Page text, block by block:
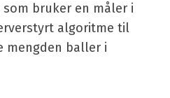
som bruker en måler i
algoritme til
mengden baller i